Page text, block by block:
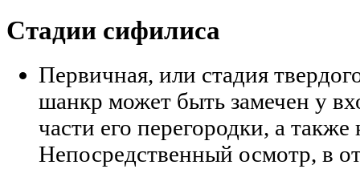
Стадии сифилиса
Первичная, или стадия
шанкр может быть замечен у
части его перегородки, а также
Непосредственный осмотр, в